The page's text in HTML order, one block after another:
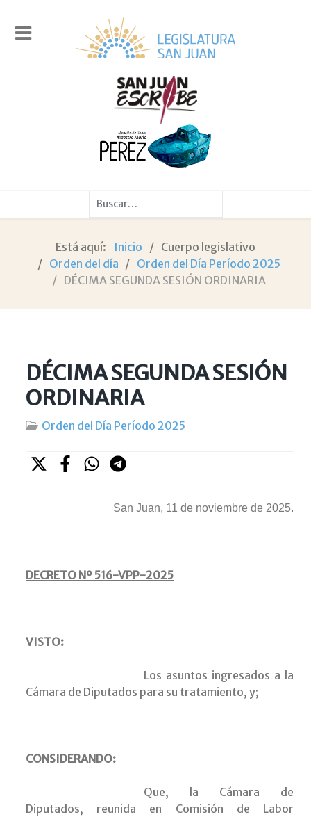
Buscar
Está aquí: Inicio
Cuerpo legislativo
Orden del día
Orden del Día Período 2025
DÉCIMA SEGUNDA SESIÓN ORDINARIA
DÉCIMA SEGUNDA SESIÓN
ORDINARIA
Orden del Día Período 2025
San Juan, 11 de noviembre de 2025.
DECRETO Nº 516-VPP-2025
VISTO:
Los asuntos ingresados a la
Cámara de Diputados para su tratamiento, y;
CONSIDERANDO:
Que, la Cámara de
Diputados, reunida en Comisión de Labor